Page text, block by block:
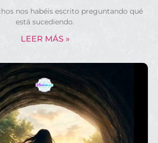
nos habéis escrito preguntando qué
está sucediendo.
LEER MÁS »